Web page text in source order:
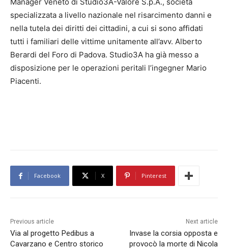
specializzata a livello nazionale nel risarcimento danni e
nella tutela dei diritti dei cittadini, a cui si sono affidati
tutti i familiari delle vittime unitamente all’avv. Alberto
Berardi del Foro di Padova. Studio3A ha già messo a
disposizione per le operazioni peritali l’ingegner Mario
Piacenti.
Facebook X Pinterest
Previous article
Via al progetto Pedibus a
Cavarzano e Centro storico
Next article
Invase la corsia opposta e
provocò la morte di Nicola